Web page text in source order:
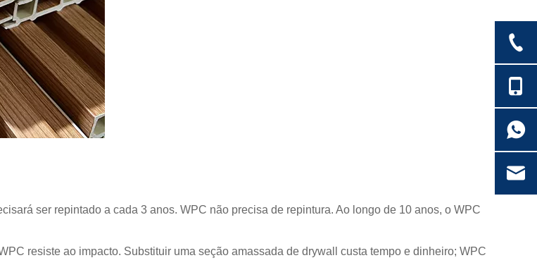
ser repintado a cada 3 anos. WPC não precisa de repintura. Ao longo de 10 anos, o WPC
resiste ao impacto. Substituir uma seção amassada de drywall custa tempo e dinheiro; WPC